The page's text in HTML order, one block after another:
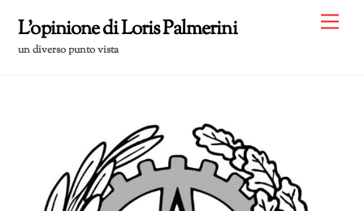
content
L'opinione di Loris Palmerini
un diverso punto vista